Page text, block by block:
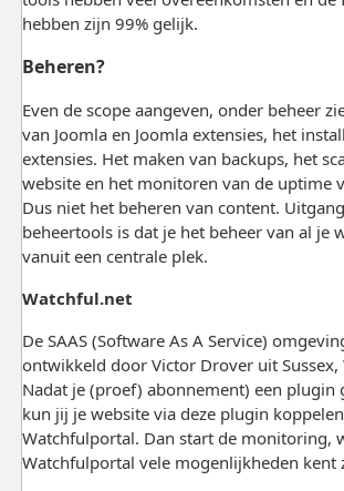
hebben zijn 99% gelijk.
Beheren?
Even de scope aangeven, onder beheer
van Joomla en Joomla extensies, het
extensies. Het maken van backups, het
website en het monitoren van de uptime
Dus niet het beheren van content.
beheertools is dat je het beheer van al je
vanuit een centrale plek.
Watchful.net
De SAAS (Software As A Service)
ontwikkeld door Victor Drover uit Sussex,
Nadat je (proef) abonnement) een plugin
kun jij je website via deze plugin
Watchfulportal. Dan start de monitoring,
Watchfulportal vele mogenlijkheden kent